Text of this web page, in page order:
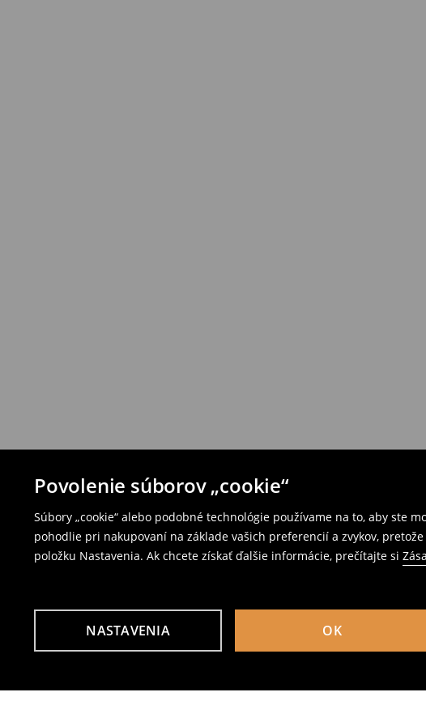
Povolenie súborov „cookie“
Súbory „cookie“ alebo podobné technológie používame na to, aby ste
pohodlie pri nakupovaní na základe vašich preferencií a zvykov,
položku Nastavenia. Ak chcete získať ďalšie informácie, prečítajte si
NASTAVENIA OK